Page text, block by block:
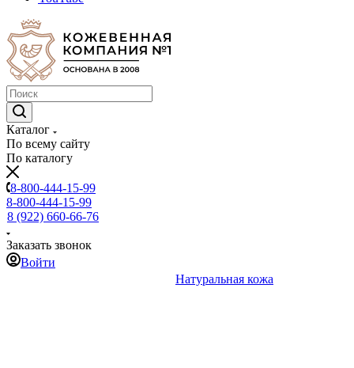
Каталог
По всему сайту
По каталогу
8-800-444-15-99
8-800-444-15-99
8 (922) 660-66-76
Заказать звонок
Войти
Натуральная кожа